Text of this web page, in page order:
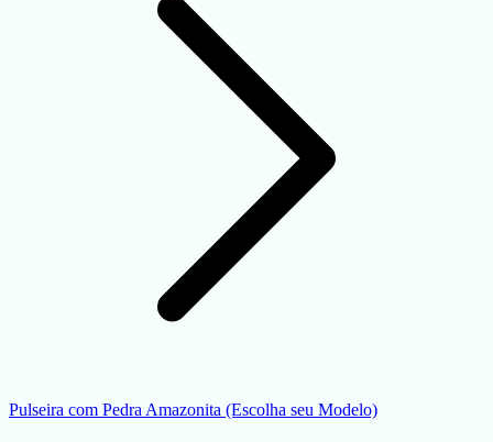
Pulseira com Pedra Amazonita (Escolha seu Modelo)